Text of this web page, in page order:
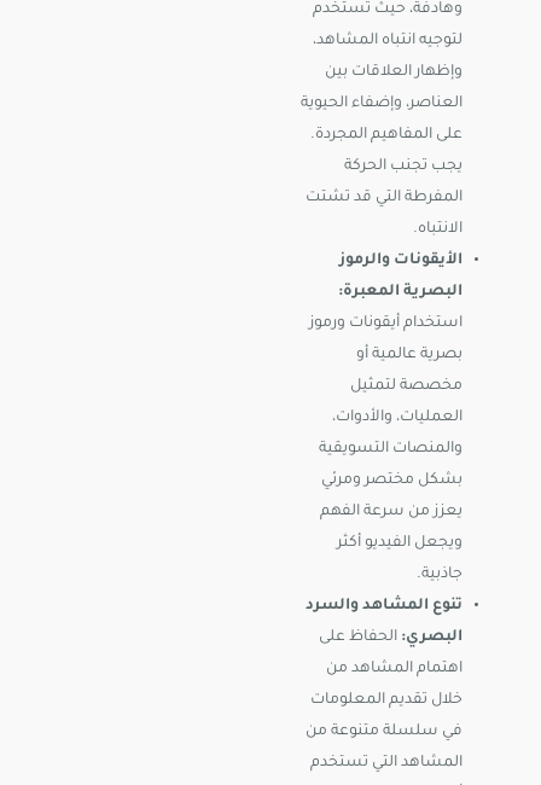
وهادفة، حيث تُستخدم
لتوجيه انتباه المشاهد،
وإظهار العلاقات بين
العناصر، وإضفاء الحيوية
على المفاهيم المجردة.
يجب تجنب الحركة
المفرطة التي قد تشتت
الانتباه.
الأيقونات والرموز
البصرية المعبرة:
استخدام أيقونات ورموز
بصرية عالمية أو
مخصصة لتمثيل
العمليات، والأدوات،
والمنصات التسويقية
بشكل مختصر ومرئي
يعزز من سرعة الفهم
ويجعل الفيديو أكثر
جاذبية.
تنوع المشاهد والسرد
البصري: الحفاظ على
اهتمام المشاهد من
خلال تقديم المعلومات
في سلسلة متنوعة من
المشاهد التي تستخدم